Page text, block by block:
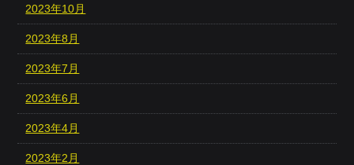
2023年10月
2023年8月
2023年7月
2023年6月
2023年4月
2023年2月